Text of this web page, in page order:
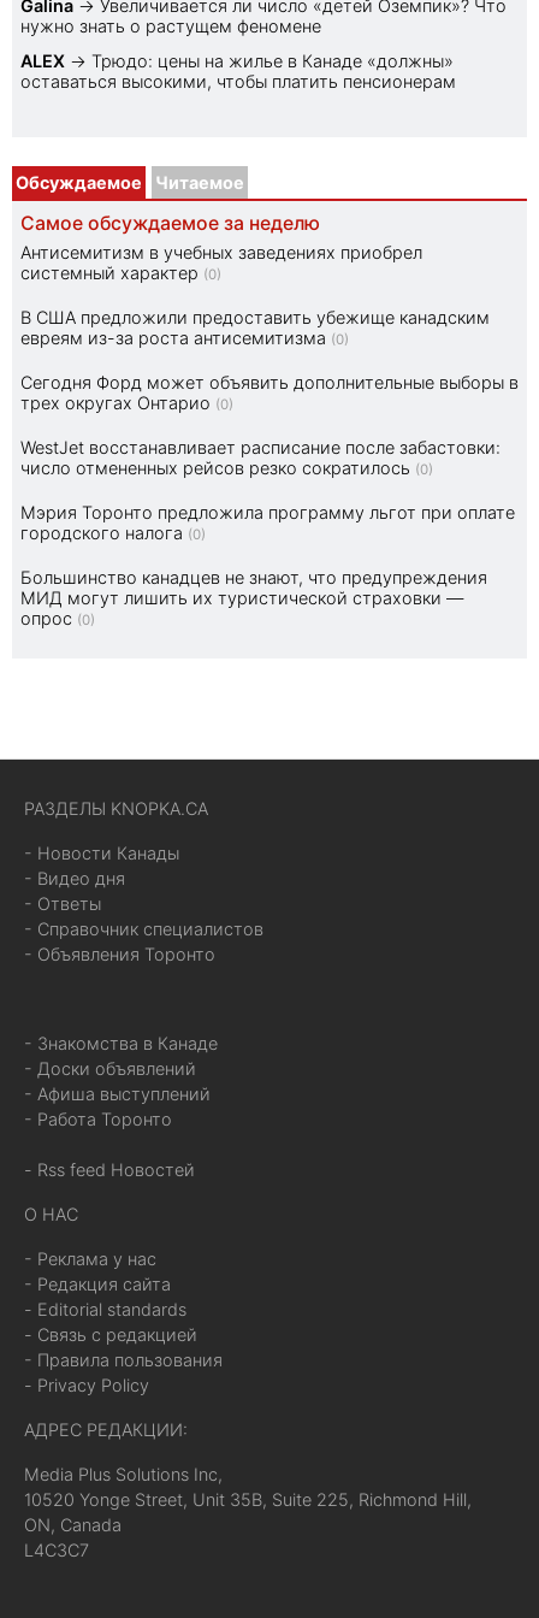
Galina → Увеличивается ли число «детей Оземпик»? Что
нужно знать о растущем феномене
ALEX → Трюдо: цены на жилье в Канаде «должны»
оставаться высокими, чтобы платить пенсионерам
Обсуждаемое Читаемое
Самое обсуждаемое за неделю
Антисемитизм в учебных заведениях приобрел
системный характер (0)
В США предложили предоставить убежище канадским
евреям из-за роста антисемитизма (0)
Сегодня Форд может объявить дополнительные выборы в
трех округах Онтарио (0)
WestJet восстанавливает расписание после забастовки:
число отмененных рейсов резко сократилось (0)
Мэрия Торонто предложила программу льгот при оплате
городского налога (0)
Большинство канадцев не знают, что предупреждения
МИД могут лишить их туристической страховки —
опрос (0)
РАЗДЕЛЫ KNOPKA.CA
- Новости Канады
- Видео дня
- Ответы
- Справочник специалистов
- Объявления Торонто
- Знакомства в Канаде
- Доски объявлений
- Афиша выступлений
- Работа Торонто
- Rss feed Новостей
О НАС
- Реклама у нас
- Редакция сайта
- Editorial standards
- Связь с редакцией
- Правила пользования
- Privacy Policy
АДРЕС РЕДАКЦИИ:
Media Plus Solutions Inc,
10520 Yonge Street, Unit 35B, Suite 225, Richmond Hill,
ON, Canada
L4C3C7